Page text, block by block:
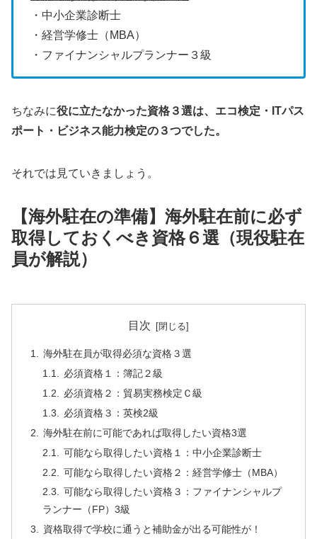
・中小企業診断士
・経営学修士（MBA）
・ファイナンシャルプランナー３級
ちなみに役に立たなかった資格３選は、エコ検定・ITパス
ポート・ビジネス能力検定の３つでした。
それでは見ていきましょう。
【海外駐在の準備】海外駐在前に必ず
取得しておくべき資格６選（現役駐在
員が解説）
目次
海外駐在員が取得必須な資格３選
必須資格１：簿記２級
必須資格２：貿易実務検定Ｃ級
必須資格３：英検2級
海外駐在前に可能であれば取得したい資格3選
可能なら取得したい資格１：中小企業診断士
可能なら取得したい資格２：経営学修士（MBA）
可能なら取得したい資格３：ファイナンシャルプ
ランナー（FP）3級
資格取得で学校に通うと補助金が出る可能性が！